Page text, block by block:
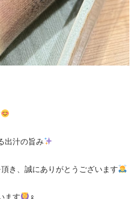
出汁の旨み
き、誠にありがとうございます
ます
‍♀️